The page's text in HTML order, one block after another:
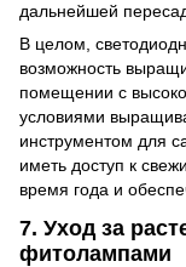
дальнейшей
В целом,
возможность
помещении с
условиями
инструментом для
иметь доступ к
время года и
7. Уход за
фитолампами